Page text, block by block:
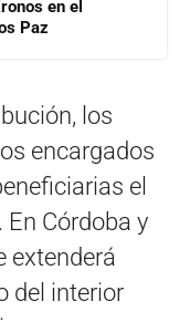
en el
Paz
los
encargados
el
En Córdoba y
extenderá
del interior